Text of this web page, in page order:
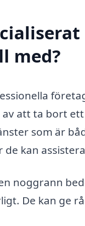
med?
att ta bort
som är
kan
noggrann
De kan ge